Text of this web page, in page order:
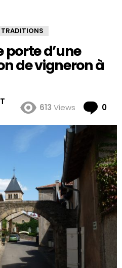
TRADITIONS
porte d’une
de vigneron à
613 Views 0